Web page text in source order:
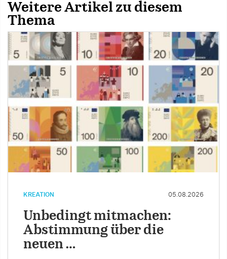
Weitere Artikel zu diesem
Thema
KREATION 05.08.2026
Unbedingt mitmachen:
Abstimmung über die
neuen …